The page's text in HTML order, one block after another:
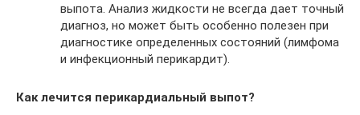
выпота. Анализ жидкости не всегда дает точный
диагноз, но может быть особенно полезен при
диагностике определенных состояний (лимфома
и инфекционный перикардит).
Как лечится перикардиальный выпот?